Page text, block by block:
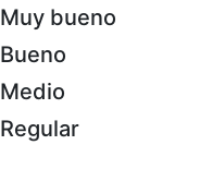
Muy bueno
Bueno
Medio
Regular